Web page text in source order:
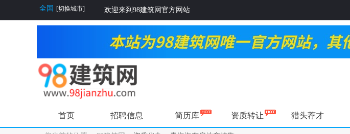
全国 [切换城市] 欢迎来到98建筑网官方网站
首页 招聘信息 简历库 资质转让 猎头荐才